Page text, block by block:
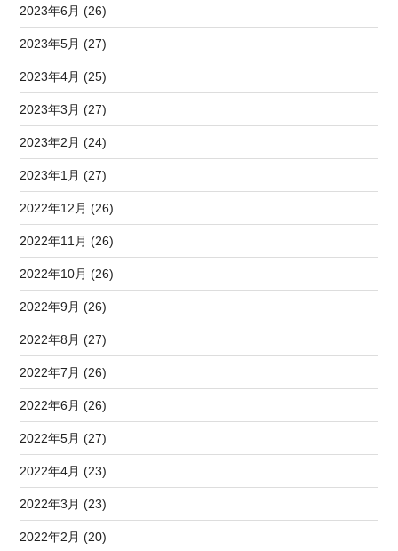
2023年6月 (26)
2023年5月 (27)
2023年4月 (25)
2023年3月 (27)
2023年2月 (24)
2023年1月 (27)
2022年12月 (26)
2022年11月 (26)
2022年10月 (26)
2022年9月 (26)
2022年8月 (27)
2022年7月 (26)
2022年6月 (26)
2022年5月 (27)
2022年4月 (23)
2022年3月 (23)
2022年2月 (20)